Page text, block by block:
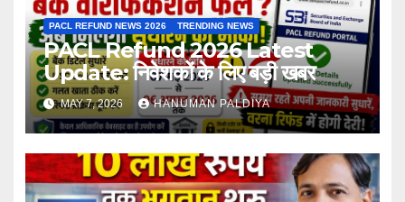
PACL REFUND NEWS 2026 TRENDING NEWS
PACL Refund 2026 Latest
Update: निवेशकों के लिए बड़ी खबर
MAY 7, 2026 HANUMAN PALDIYA